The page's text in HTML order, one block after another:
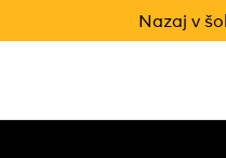
Nazaj v